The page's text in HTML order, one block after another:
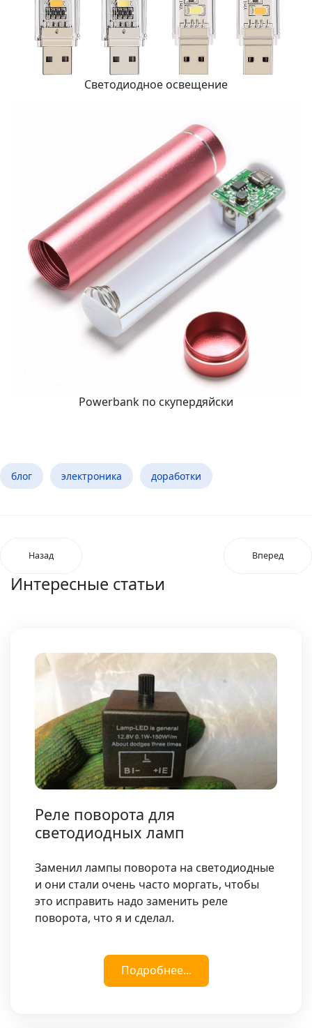
Светодиодное освещение
Powerbank по скупердяйски
блог электроника доработки
Назад Вперед
Интересные статьи
Реле поворота для
светодиодных ламп
Заменил лампы поворота на светодиодные
и они стали очень часто моргать, чтобы
это исправить надо заменить реле
поворота, что я и сделал.
Подробнее...